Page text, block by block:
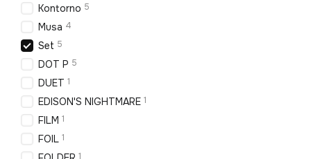
Kontorno 5
Musa 4
Set 5
DOT P 5
DUET 1
EDISON'S NIGHTMARE 1
FILM 1
FOIL 1
1